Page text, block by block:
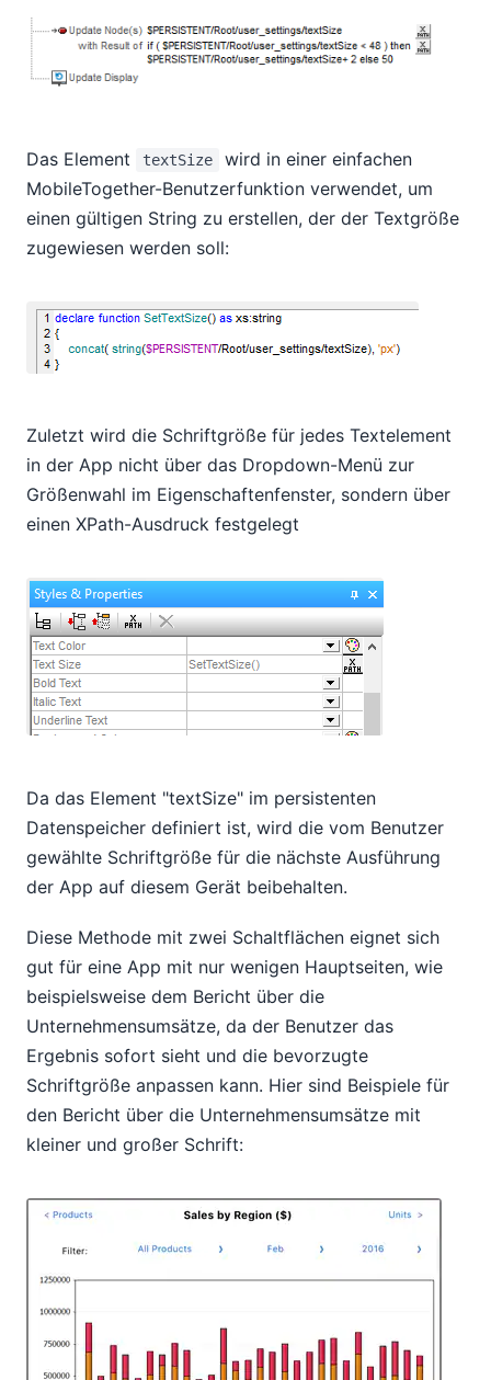
Das Element textSize
wird in einer einfachen
MobileTogether-Benutzerfunktion verwendet, um
einen gültigen String zu erstellen, der der Textgröße
zugewiesen werden soll:
Zuletzt wird die Schriftgröße für jedes Textelement
in der App nicht über das Dropdown-Menü zur
Größenwahl im Eigenschaftenfenster, sondern über
einen XPath-Ausdruck festgelegt
Da das Element "textSize" im persistenten
Datenspeicher definiert ist, wird die vom Benutzer
gewählte Schriftgröße für die nächste Ausführung
der App auf diesem Gerät beibehalten.
Diese Methode mit zwei Schaltflächen eignet sich
gut für eine App mit nur wenigen Hauptseiten, wie
beispielsweise dem Bericht über die
Unternehmensumsätze, da der Benutzer das
Ergebnis sofort sieht und die bevorzugte
Schriftgröße anpassen kann. Hier sind Beispiele für
den Bericht über die Unternehmensumsätze mit
kleiner und großer Schrift: